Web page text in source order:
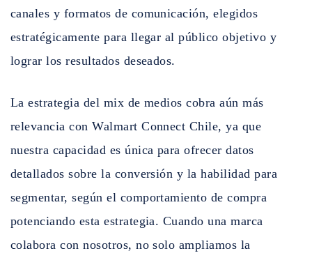
canales y formatos de comunicación, elegidos
estratégicamente para llegar al público objetivo y
lograr los resultados deseados.
La estrategia del mix de medios cobra aún más
relevancia con Walmart Connect Chile, ya que
nuestra capacidad es única para ofrecer datos
detallados sobre la conversión y la habilidad para
segmentar, según el comportamiento de compra
potenciando esta estrategia. Cuando una marca
colabora con nosotros, no solo ampliamos la